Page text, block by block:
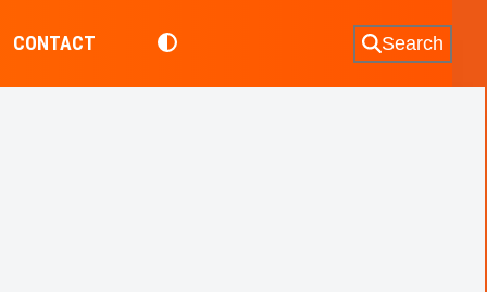
CONTACT Search